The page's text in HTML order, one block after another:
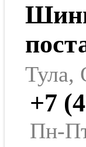
Тула,
+7
Пн-